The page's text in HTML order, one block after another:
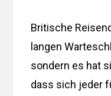
Britische
langen
sondern es hat
dass sich jeder